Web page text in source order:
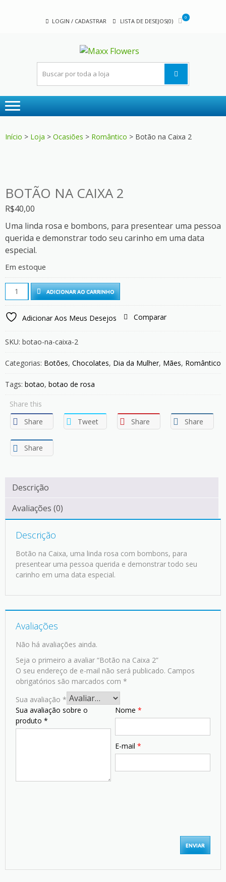
LOGIN / CADASTRAR LISTA DE DESEJOS(0)
0
MAXX
Início > Loja > Ocasiões > Romântico > Botão na Caixa 2
BOTÃO NA CAIXA 2
R$40,00
Uma linda rosa e bombons, para presentear uma pessoa
querida e demonstrar todo seu carinho em uma data
especial.
Em estoque
Botão
na
Caixa
quantity
ADICIONAR AO CARRINHO
Adicionar Aos Meus Desejos Comparar
SKU: botao-na-caixa-2
Categorias: Botões, Chocolates, Dia da Mulher, Mães, Romântico
Tags: botao, botao de rosa
Share this
Share
Tweet Share Share
Share
Descrição
Avaliações (0)
Descrição
Botão na Caixa, uma linda rosa com bombons, para
presentear uma pessoa querida e demonstrar todo seu
carinho em uma data especial.
Avaliações
Não há avaliações ainda.
Seja o primeiro a avaliar “Botão na Caixa 2”
O seu endereço de e-mail não será publicado. Campos
obrigatórios são marcados com *
Sua avaliação *
Sua avaliação sobre o
produto *
Nome *
E-mail *